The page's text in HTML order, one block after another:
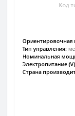
Код
Ориентировочная
Тип управления:
Номинальная
Электропитание
Страна